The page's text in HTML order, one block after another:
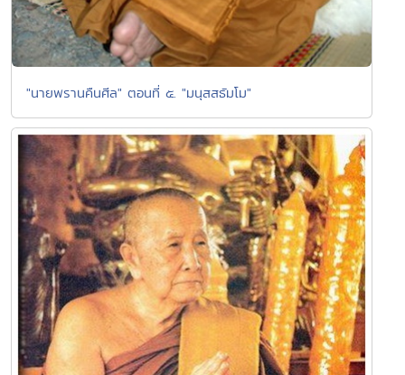
"นายพรานคืนศีล" ตอนที่ ๕. "มนุสสธัมโม"